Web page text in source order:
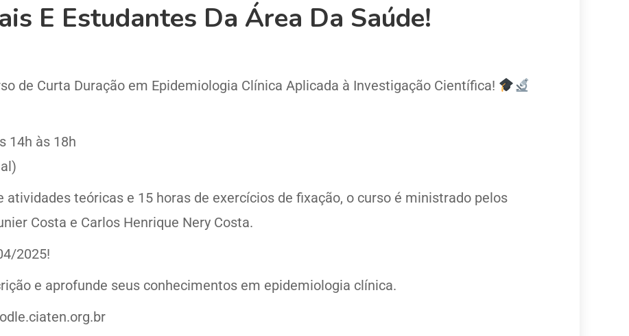
E Estudantes Da Área Da Saúde!
de Curta Duração em Epidemiologia Clínica Aplicada à Investigação Científica!
14h às 18h
atividades teóricas e 15 horas de exercícios de fixação, o curso é ministrado pelos
Costa e Carlos Henrique Nery Costa.
2025!
e aprofunde seus conhecimentos em epidemiologia clínica.